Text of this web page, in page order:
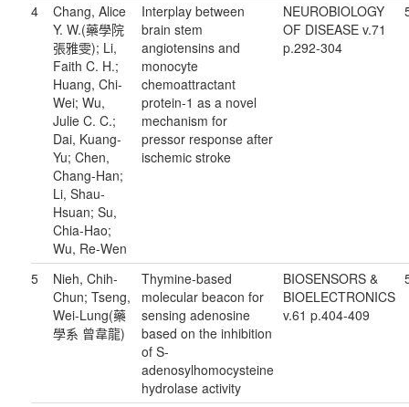
4
Chang, Alice
Y. W.(藥學院
張雅雯); Li,
Faith C. H.;
Huang, Chi-
Wei; Wu,
Julie C. C.;
Dai, Kuang-
Yu; Chen,
Chang-Han;
Li, Shau-
Hsuan; Su,
Chia-Hao;
Wu, Re-Wen
Interplay between
brain stem
angiotensins and
monocyte
chemoattractant
protein-1 as a novel
mechanism for
pressor response after
ischemic stroke
NEUROBIOLOGY
OF DISEASE v.71
p.292-304
5
Nieh, Chih-
Chun; Tseng,
Wei-Lung(藥
學系 曾韋龍)
Thymine-based
molecular beacon for
sensing adenosine
based on the inhibition
of S-
adenosylhomocysteine
hydrolase activity
BIOSENSORS &
BIOELECTRONICS
v.61 p.404-409